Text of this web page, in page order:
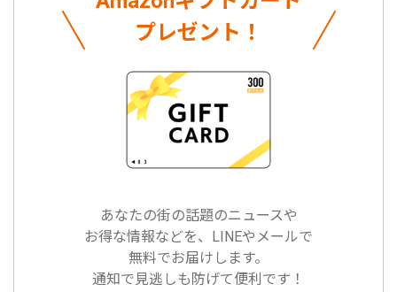
プレゼント！
あなたの街の話題のニュースや
お得な情報などを、LINEやメールで
無料でお届けします。
通知で見逃しも防げて便利です！